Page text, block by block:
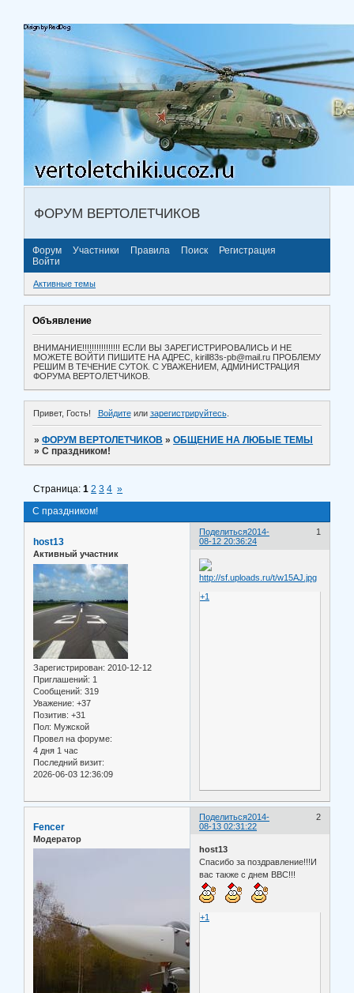
ФОРУМ ВЕРТОЛЕТЧИКОВ
Форум Участники Правила Поиск
Регистрация
Войти
Активные темы
Объявление
ВНИМАНИЕ!!!!!!!!!!!!!!!! ЕСЛИ ВЫ ЗАРЕГИСТРИРОВАЛИСЬ И НЕ
МОЖЕТЕ ВОЙТИ ПИШИТЕ НА АДРЕС, kirill83s-pb@mail.ru ПРОБЛЕМУ
РЕШИМ В ТЕЧЕНИЕ СУТОК. С УВАЖЕНИЕМ, АДМИНИСТРАЦИЯ
ФОРУМА ВЕРТОЛЕТЧИКОВ.
Привет, Гость! Войдитеили зарегистрируйтесь.
»ФОРУМ ВЕРТОЛЕТЧИКОВ »ОБЩЕНИЕ НА ЛЮБЫЕ ТЕМЫ
»С праздником!
С праздником!
Страница:1 2 3 4 »
Поделиться 1
2014-
08-12 20:36:24
host13
Активный участник
Зарегистрирован: 2010-12-12
Приглашений: 1
Сообщений: 319
Уважение: +37
Позитив: +31
Пол: Мужской
Провел на форуме:
4 дня 1 час
Последний визит:
2026-06-03 12:36:09
+1
Поделиться 2
2014-
08-13 02:31:22
Fencer
Модератор
host13
Спасибо за поздравление!!!И
вас также с днем ВВС!!!
+1